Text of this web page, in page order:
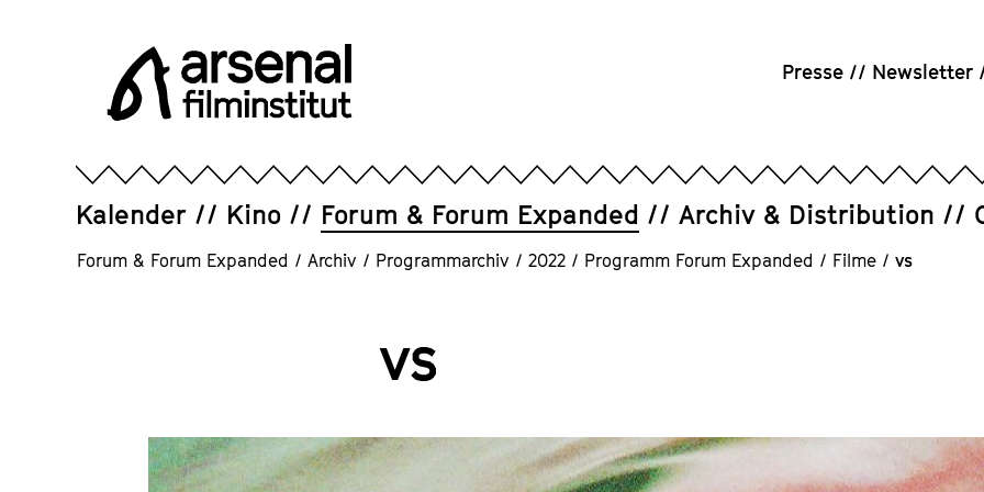
Filminstitut
Presse Newsletter
Kalender Kino Forum & Forum Expanded Archiv & Distribution
Forum & Forum Expanded / Archiv / Programmarchiv / 2022 / Programm Forum Expanded / Filme / vs
vs